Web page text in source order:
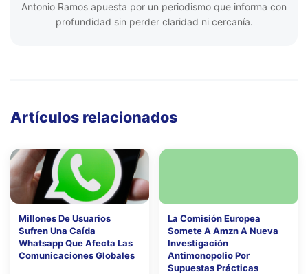
Antonio Ramos apuesta por un periodismo que informa con
profundidad sin perder claridad ni cercanía.
Artículos relacionados
Millones De Usuarios
Sufren Una Caída
Whatsapp Que Afecta Las
Comunicaciones Globales
La Comisión Europea
Somete A Amzn A Nueva
Investigación
Antimonopolio Por
Supuestas Prácticas